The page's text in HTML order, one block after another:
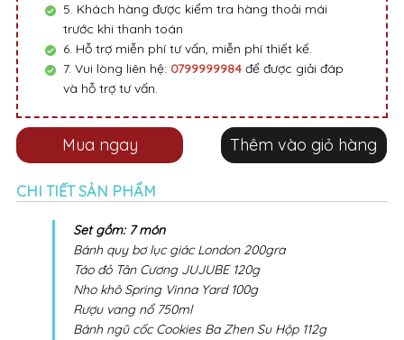
5. Khách hàng được kiểm tra hàng thoải mái
trước khi thanh toán
6. Hỗ trợ miễn phí tư vấn, miễn phí thiết kế.
7. Vui lòng liên hệ: 0799999984 để được giải đáp
và hỗ trợ tư vấn.
Thêm vào giỏ hàng
Mua ngay
CHI TIẾT SẢN PHẨM
Set gồm: 7 món
Bánh quy bơ lục giác London 200gra
Táo đỏ Tân Cương JUJUBE 120g
Nho khô Spring Vinna Yard 100g
Rượu vang nổ 750ml
Bánh ngũ cốc Cookies Ba Zhen Su Hộp 112g